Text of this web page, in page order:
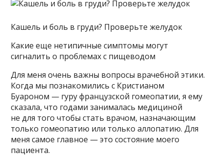
Кашель и боль в груди? Проверьте желудок
Какие еще нетипичные симптомы могут
сигналить о проблемах с пищеводом
Для меня очень важны вопросы врачебной этики.
Когда мы познакомились с Кристианом
Буароном — гуру французской гомеопатии, я ему
сказала, что годами занималась медициной
не для того чтобы стать врачом, назначающим
только гомеопатию или только аллопатию. Для
меня самое главное — это состояние моего
пациента.